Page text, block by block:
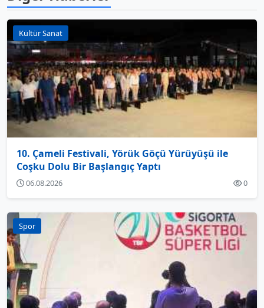
Kültür Sanat
10. Çameli Festivali, Yörük Göçü Yürüyüşü ile
Coşku Dolu Bir Başlangıç Yaptı
06.08.2026 0
Spor